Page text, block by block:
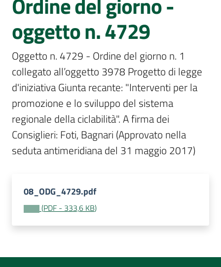
Per
i
media
Per
i
cittadini
oggetto n. 4729
Oggetto n. 4729 - Ordine del giorno n. 1
collegato all’oggetto 3978 Progetto di legge
d'iniziativa Giunta recante: "Interventi per la
promozione e lo sviluppo del sistema
regionale della ciclabilità". A firma dei
Consiglieri: Foti, Bagnari (Approvato nella
seduta antimeridiana del 31 maggio 2017)
08_ODG_4729.pdf
(PDF - 333,6 KB)